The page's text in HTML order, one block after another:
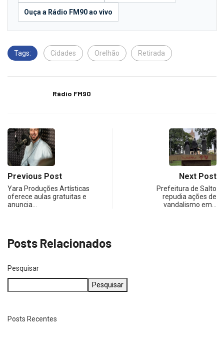
Ouça a Rádio FM90 ao vivo
Tags: Cidades Orelhão Retirada
Rádio FM90
Previous Post
Yara Produções Artísticas
oferece aulas gratuitas e
anuncia…
Next Post
Prefeitura de Salto
repudia ações de
vandalismo em…
Posts Relacionados
Pesquisar
Pesquisar
Posts Recentes